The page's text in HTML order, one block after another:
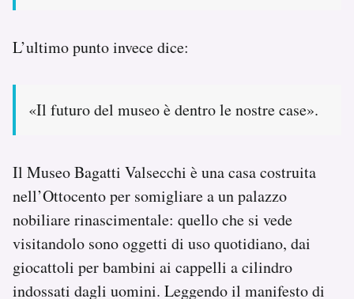
L’ultimo punto invece dice:
«Il futuro del museo è dentro le nostre case».
Il Museo Bagatti Valsecchi è una casa costruita
nell’Ottocento per somigliare a un palazzo
nobiliare rinascimentale: quello che si vede
visitandolo sono oggetti di uso quotidiano, dai
giocattoli per bambini ai cappelli a cilindro
indossati dagli uomini. Leggendo il manifesto di